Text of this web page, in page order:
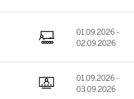
01.09.2026 -
02.09.2026
01.09.2026 -
03.09.2026